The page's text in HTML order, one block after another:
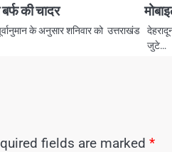
की चादर
के अनुसार शनिवार को उत्तराखंड
जुटे…
fields are marked *